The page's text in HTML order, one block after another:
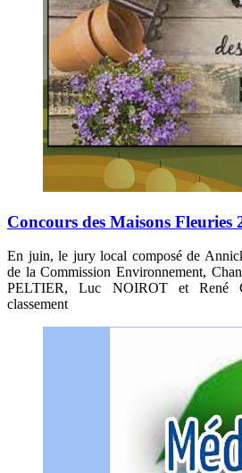
Concours des Maisons Fleuries
En juin, le jury local composé de
de la Commission Environnement,
PELTIER, Luc NOIROT et René
classement